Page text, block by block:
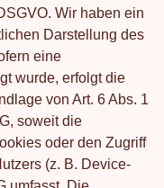
Wir haben ein
Darstellung des
eine
wurde, erfolgt die
von Art. 6 Abs. 1
soweit die
oder den Zugriff
(z. B. Device-